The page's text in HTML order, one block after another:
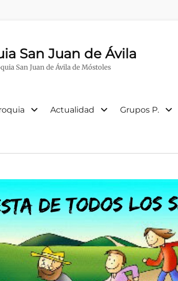
San Juan de Ávila
San Juan de Ávila de Móstoles
Actualidad Grupos P.